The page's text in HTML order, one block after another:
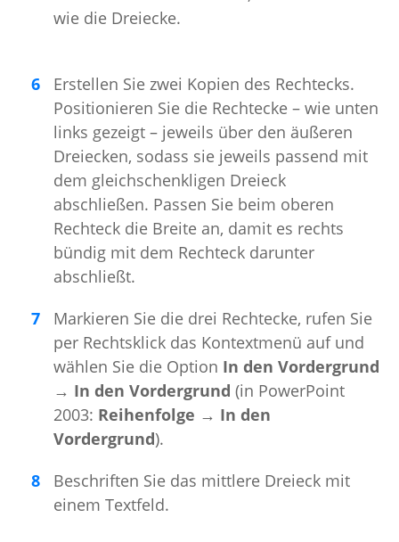
wie die Dreiecke.
Erstellen Sie zwei Kopien des Rechtecks.
Positionieren Sie die Rechtecke – wie unten
links gezeigt – jeweils über den äußeren
Dreiecken, sodass sie jeweils passend mit
dem gleichschenkligen Dreieck
abschließen. Passen Sie beim oberen
Rechteck die Breite an, damit es rechts
bündig mit dem Rechteck darunter
abschließt.
Markieren Sie die drei Rechtecke, rufen Sie
per Rechtsklick das Kontextmenü auf und
wählen Sie die Option In den Vordergrund
→ In den Vordergrund (in PowerPoint
2003: Reihenfolge → In den
Vordergrund).
Beschriften Sie das mittlere Dreieck mit
einem Textfeld.